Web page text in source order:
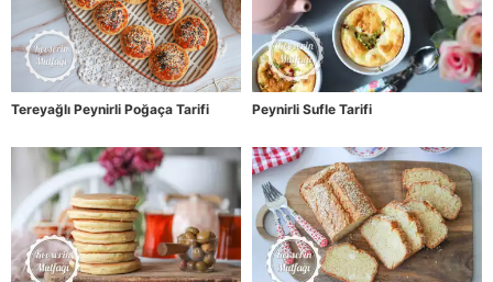
Tereyağlı Peynirli Poğaça Tarifi Peynirli Sufle Tarifi